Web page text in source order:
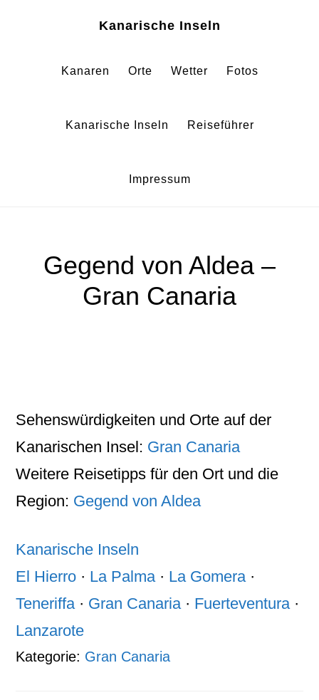
Kanarische Inseln
Kanaren Orte Wetter Fotos
Kanarische Inseln Reiseführer
Impressum
Gegend von Aldea –
Gran Canaria
Sehenswürdigkeiten und Orte auf der
Kanarischen Insel : Gran Canaria
Weitere Reisetipps für den Ort und die
Region: Gegend von Aldea
Kanarische Inseln
El Hierro · La Palma· La Gomera·
Teneriffa· Gran Canaria· Fuerteventura·
Lanzarote
Kategorie: Gran Canaria